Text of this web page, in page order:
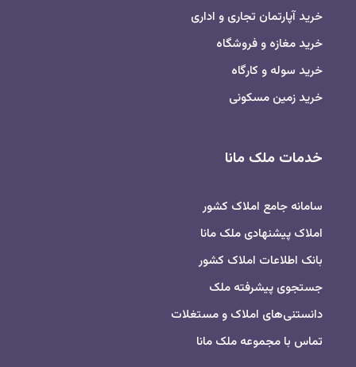
خرید آپارتمان تجاری و اداری
خرید مغازه و فروشگاه
خرید سوله و کارگاه
خرید زمین مسکونی
خدمات ملک مانا
سامانه جامع املاک کشور
املاک پیشنهادی ملک مانا
بانک اطلاعات املاک کشور
جستجوی پیشرفته ملک
دانستنی‌های املاک و مستغلات
تماس با مجموعه ملک مانا